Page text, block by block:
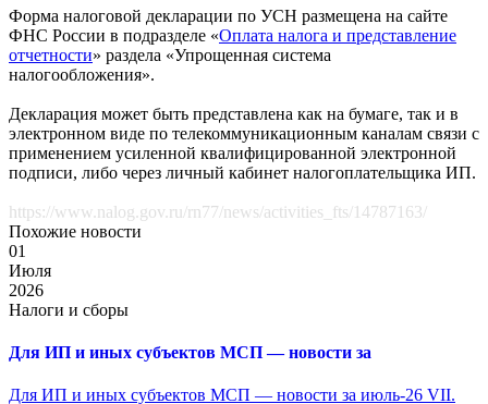
Форма налоговой декларации по УСН размещена на сайте
ФНС России в подразделе «Оплата налога и представление
отчетности» раздела «Упрощенная система
налогообложения».
Декларация может быть представлена как на бумаге, так и в
электронном виде по телекоммуникационным каналам связи с
применением усиленной квалифицированной электронной
подписи, либо через личный кабинет налогоплательщика ИП.
https://www.nalog.gov.ru/rn77/news/activities_fts/14787163/
Похожие новости
01
Июля
2026
Налоги и сборы
Для ИП и иных субъектов МСП — новости за
Для ИП и иных субъектов МСП — новости за июль-26 VII.